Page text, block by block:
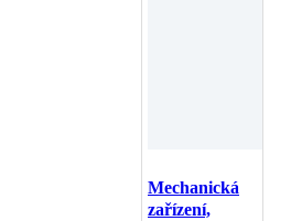
Mechanická
zařízení,